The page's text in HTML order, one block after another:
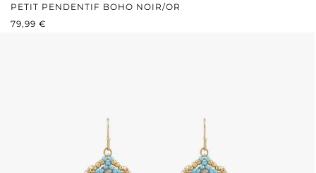
PETIT PENDENTIF BOHO NOIR/OR
PRIX RÉGULIER :
79,99 €